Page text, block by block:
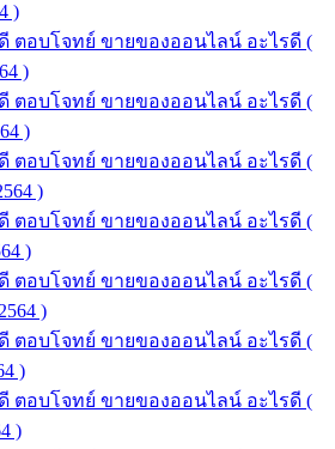
)
ตอบโจทย์ ขายของออนไลน์ อะไรดี (
)
ตอบโจทย์ ขายของออนไลน์ อะไรดี (
)
ตอบโจทย์ ขายของออนไลน์ อะไรดี (
)
ตอบโจทย์ ขายของออนไลน์ อะไรดี (
)
ตอบโจทย์ ขายของออนไลน์ อะไรดี (
)
ตอบโจทย์ ขายของออนไลน์ อะไรดี (
)
ตอบโจทย์ ขายของออนไลน์ อะไรดี (
)